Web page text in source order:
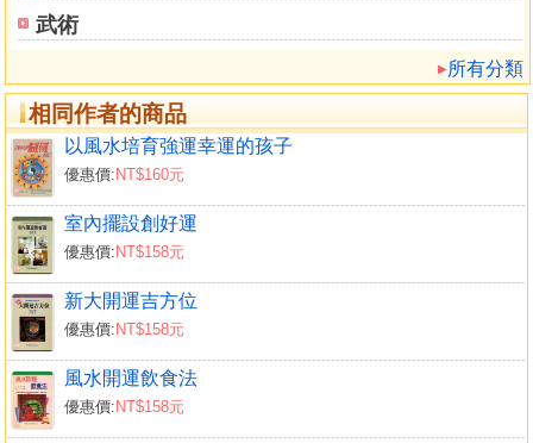
武術
所有分類
相同作者的商品
以風水培育強運幸運的孩子
優惠價: NT$160元
室內擺設創好運
優惠價: NT$158元
新大開運吉方位
優惠價: NT$158元
風水開運飲食法
優惠價: NT$158元